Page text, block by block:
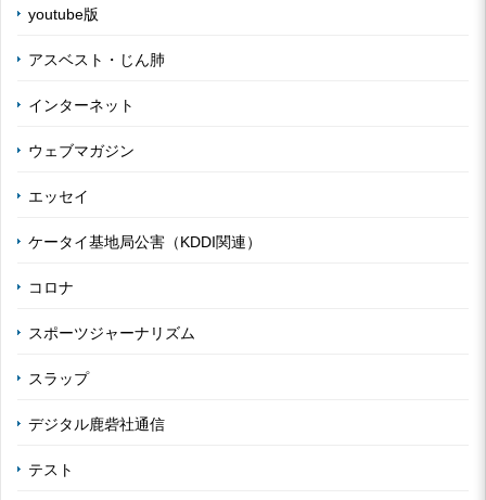
youtube版
アスベスト・じん肺
インターネット
ウェブマガジン
エッセイ
ケータイ基地局公害（KDDI関連）
コロナ
スポーツジャーナリズム
スラップ
デジタル鹿砦社通信
テスト